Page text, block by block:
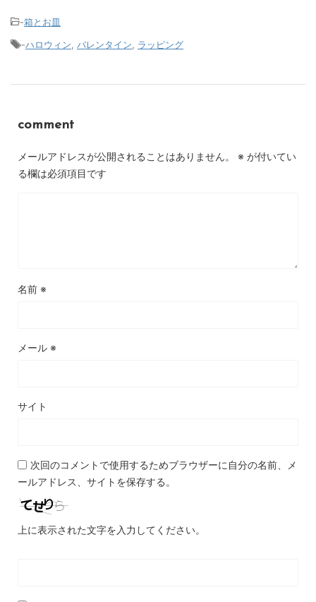
-箱とお皿
-ハロウィン, バレンタイン, ラッピング
comment
メールアドレスが公開されることはありません。 ※ が付いてい
る欄は必須項目です
名前 ※
メール ※
サイト
次回のコメントで使用するためブラウザーに自分の名前、メ
ールアドレス、サイトを保存する。
上に表示された文字を入力してください。